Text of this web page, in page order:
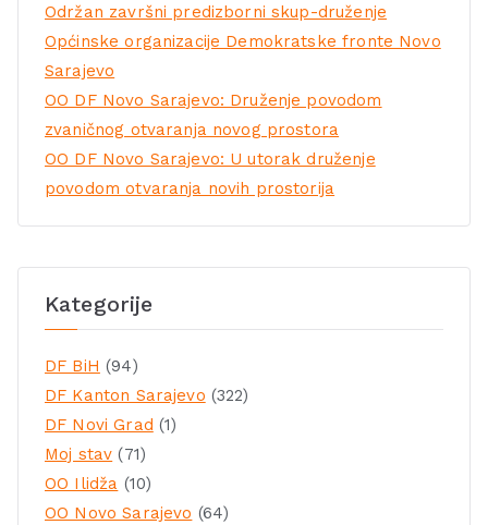
Održan završni predizborni skup-druženje
Općinske organizacije Demokratske fronte Novo
Sarajevo
OO DF Novo Sarajevo: Druženje povodom
zvaničnog otvaranja novog prostora
OO DF Novo Sarajevo: U utorak druženje
povodom otvaranja novih prostorija
Kategorije
DF BiH (94)
DF Kanton Sarajevo (322)
DF Novi Grad (1)
Moj stav (71)
OO Ilidža (10)
OO Novo Sarajevo (64)